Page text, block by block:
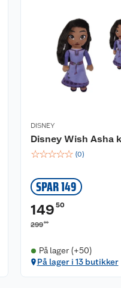
DISNEY
Disney Wish Asha
☆☆☆☆☆ (0)
SPAR 149
149 50
29900
På lager (+50)
På lager i 13 butikker